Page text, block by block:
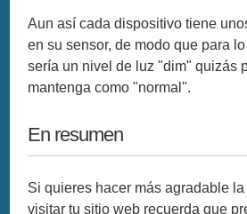
Aun así cada dispositivo tiene
en su sensor, de modo que para
sería un nivel de luz "dim" quizás
mantenga como "normal".
En resumen
Si quieres hacer más agradable
visitar tu sitio web recuerda que